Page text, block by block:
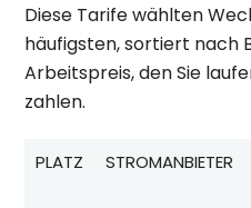
Diese Tarife wählten
häufigsten, sortiert nach
Arbeitspreis, den Sie
zahlen.
PLATZ STROMANBIETER